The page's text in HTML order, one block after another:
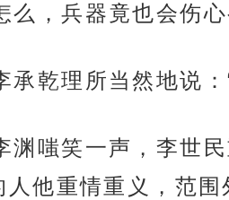
么，兵器竟也会伤心
承乾理所当然地说
渊嗤笑一声，李世
人他重情重义，范围